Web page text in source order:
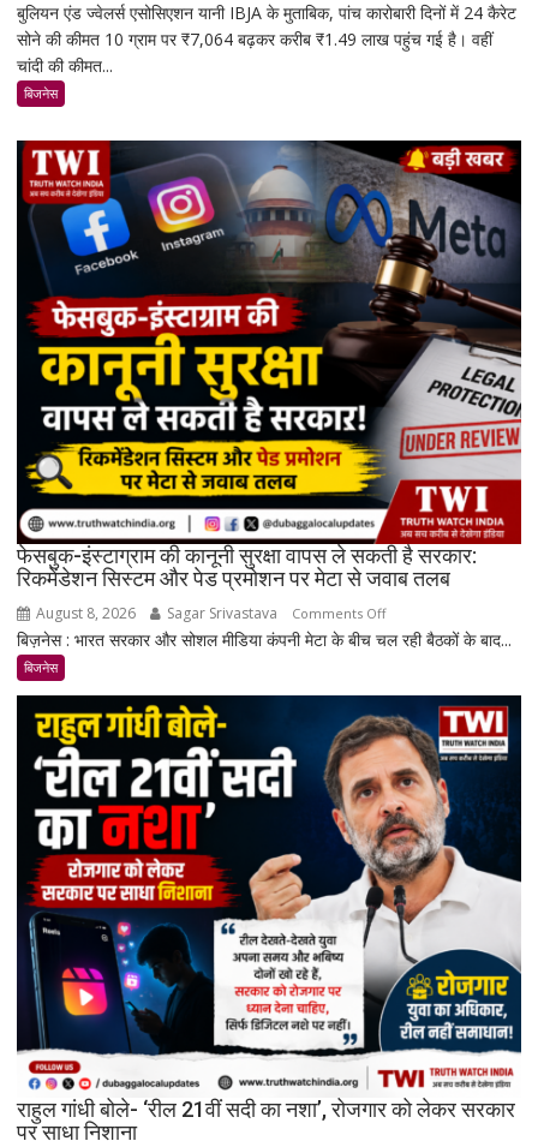
चांदी
फिर
में
सोना
₹7,064
और
चांदी
₹14,094
महंगी,
रिकॉर्ड
के
करीब
पहुंचे
दाम
बुलियन एंड ज्वेलर्स एसोसिएशन यानी IBJA के मुताबिक, पांच कारोबारी दिनों में 24 कैरेट
सोने की कीमत 10 ग्राम पर ₹7,064 बढ़कर करीब ₹1.49 लाख पहुंच गई है। वहीं
चांदी की कीमत...
बिजनेस
फेसबुक-इंस्टाग्राम की कानूनी सुरक्षा वापस ले सकती है सरकार:
रिकमेंडेशन सिस्टम और पेड प्रमोशन पर मेटा से जवाब तलब
August 8, 2026 Sagar Srivastava Comments Offon
फेसबुक-
कानूनी
सुरक्षा
वापस
ले
सकती
है
सरकार:
रिकमेंडेशन
सिस्टम
और
पेड
प्रमोशन
से
जवाब
बिज़नेस : भारत सरकार और सोशल मीडिया कंपनी मेटा के बीच चल रही बैठकों के बाद...
बिजनेस
राहुल गांधी बोले- ‘रील 21वीं सदी का नशा’, रोजगार को लेकर सरकार
पर साधा निशाना